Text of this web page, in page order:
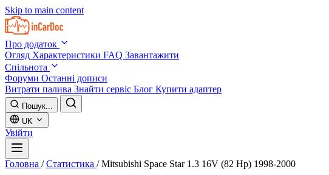
Skip to main content
Про додаток
Огляд Характеристики FAQ Завантажити
Спільнота
Форуми Останні дописи
Витрати палива Знайти сервіс Блог Купити адаптер
Пошук...
UK
Увійти
Головна / Статистика / Mitsubishi Space Star 1.3 16V (82 Hp) 1998-2000